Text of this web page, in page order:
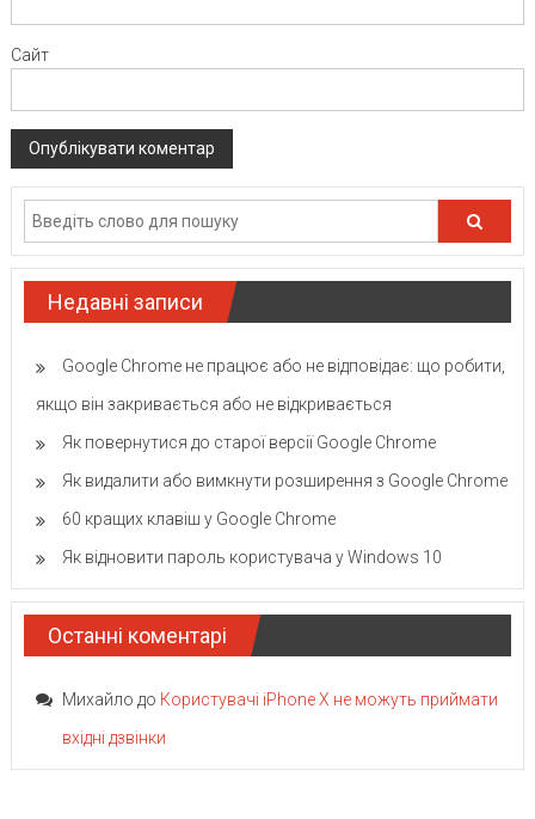
Сайт
Недавні записи
Google Chrome не працює або не відповідає: що робити,
якщо він закривається або не відкривається
Як повернутися до старої версії Google Chrome
Як видалити або вимкнути розширення з Google Chrome
60 кращих клавіш у Google Chrome
Як відновити пароль користувача у Windows 10
Останні коментарі
Михайло до Користувачі iPhone X не можуть приймати
вхідні дзвінки